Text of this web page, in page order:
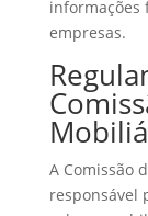
informações
empresas.
A Comissão
responsável